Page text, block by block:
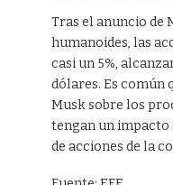
Tras el anuncio de
humanoides, las
casi un 5%,
dólares. Es común
Musk sobre los
tengan un impacto
de acciones de la